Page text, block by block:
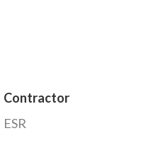
Contractor
ESR